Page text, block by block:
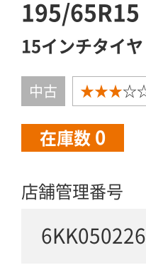
195/
15インチタイ
中古 ★★★
在庫数 0
店舗管理番号